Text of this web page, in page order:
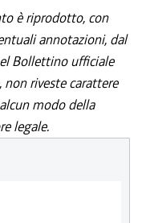
è riprodotto, con
annotazioni, dal
Bollettino ufficiale
non riveste carattere
modo della
legale.